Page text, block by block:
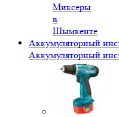
Миксеры
в
Шымкенте
Аккумуляторный
Аккумуляторный